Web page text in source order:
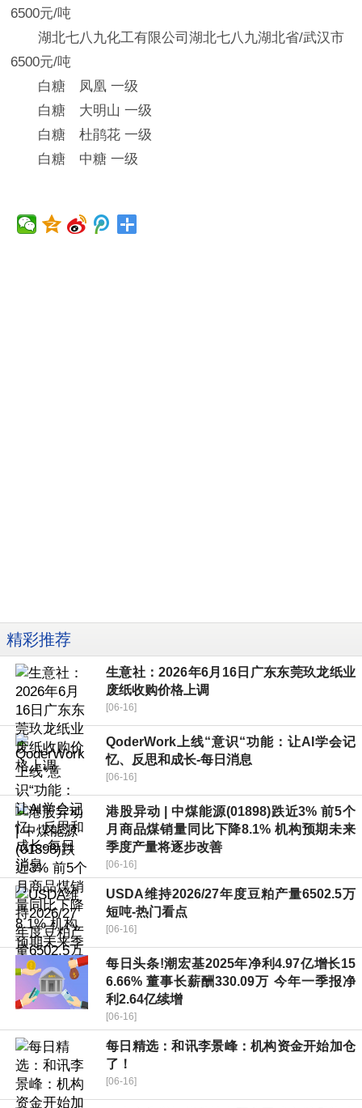
6500元/吨
湖北七八九化工有限公司湖北七八九湖北省/武汉市
6500元/吨
白糖 凤凰 一级
白糖 大明山 一级
白糖 杜鹃花 一级
白糖 中糖 一级
精彩推荐
生意社：2026年6月16日广东东莞玖龙纸业
废纸收购价格上调
[06-16]
QoderWork上线“意识“功能：让AI学会记
忆、反思和成长-每日消息
[06-16]
港股异动 | 中煤能源(01898)跌近3% 前5个
月商品煤销量同比下降8.1% 机构预期未来
季度产量将逐步改善
[06-16]
USDA维持2026/27年度豆粕产量6502.5万
短吨-热门看点
[06-16]
每日头条!潮宏基2025年净利4.97亿增长15
6.66% 董事长薪酬330.09万 今年一季报净
利2.64亿续增
[06-16]
每日精选：和讯李景峰：机构资金开始加仓
了！
[06-16]